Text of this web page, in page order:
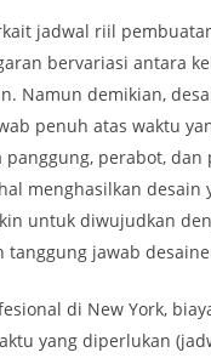
jadwal riil
bervariasi antara
Namun demikian,
penuh atas waktu
perabot, dan
menghasilkan desain
untuk diwujudkan
tanggung jawab
di New York,
yang diperlukan